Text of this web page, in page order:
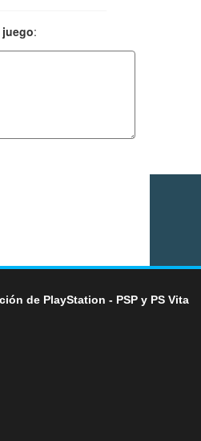
:
de PlayStation - PSP y PS Vita